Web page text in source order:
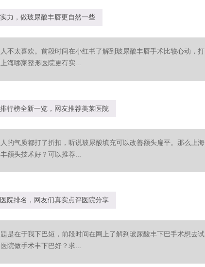
力，做玻尿酸丰唇更自然一些
不太喜欢。前段时间在小红书了解到玻尿酸丰唇手术比较心动，打
海哪家整形医院更有实...
行榜全新一览，网友推荐美莱医院
的气质都打了折扣，听说玻尿酸填充可以改善额头扁平。那么上海
额头技术好？可以推荐...
院排名，网友们真实点评医院分享
是在于我下巴短，前段时间在网上了解到玻尿酸丰下巴手术想去试
院做手术丰下巴好？求...